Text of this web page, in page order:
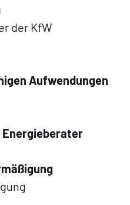
der KfW
Aufwendungen
Energieberater